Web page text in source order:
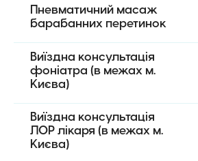
Пневматичний масаж
барабанних перетинок
Виїздна консультація
фоніатра (в межах м.
Києва)
Виїздна консультація
ЛОР лікаря (в межах м.
Києва)